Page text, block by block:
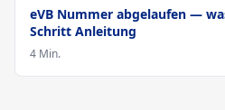
Zulassung
eVB Nummer abgelaufen —
Schritt Anleitung
4 Min.